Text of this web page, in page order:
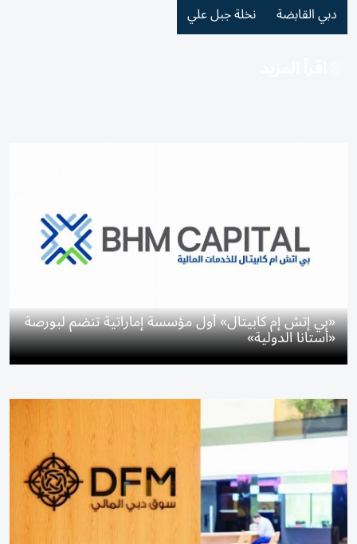
دبي القابضة نخلة جبل علي
«بي إتش إم كابيتال» أول مؤسسة إماراتية تنضم لبورصة
«أستانا الدولية»